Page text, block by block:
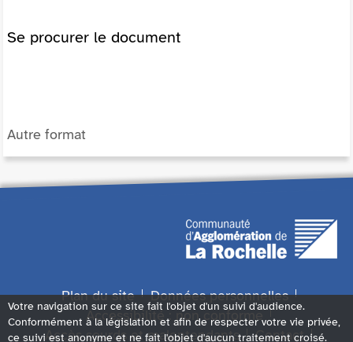
Se procurer le document
Autre format
Plan du site
Données personnelles
Accessibilité : non conforme
Accès sourds et malentendants
Contact
Votre navigation sur ce site fait l'objet d'un suivi d'audience.
Conformément à la législation et afin de respecter votre vie privée,
ce suivi est anonyme et ne fait l'objet d'aucun traitement croisé.